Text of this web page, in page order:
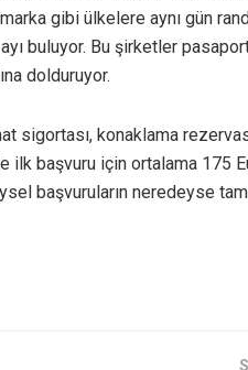
gibi ülkelere aynı gün
buluyor. Bu şirketler
dolduruyor.
sigortası, konaklama
ilk başvuru için ortalama 175
başvuruların neredeyse